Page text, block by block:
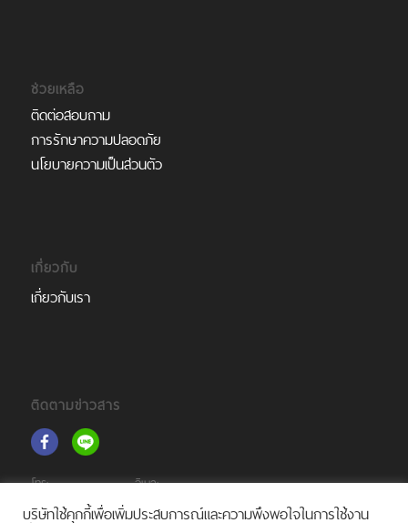
ช่วยเหลือ
ติดต่อสอบถาม
การรักษาความปลอดภัย
นโยบายความเป็นส่วนตัว
เกี่ยวกับ
เกี่ยวกับเรา
ติดตามข่าวสาร
โทร:
(+66)2 105 6261
อีเมล:
บริษัทใช้คุกกี้เพื่อเพิ่มประสบการณ์และความพึงพอใจในการใช้งาน